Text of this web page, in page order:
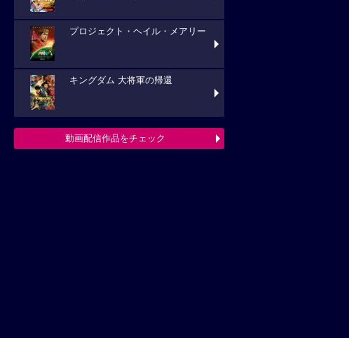
プロジェクト・ヘイル・メアリー
キングダム 大将軍の帰還
動画配信作品をチェック